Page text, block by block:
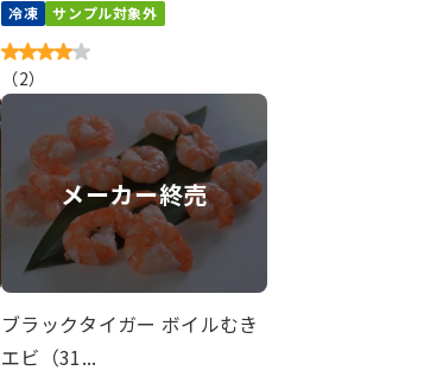
冷凍
サンプル対象外
（2）
メーカー終売
ブラックタイガー ボイルむき
エビ（31...